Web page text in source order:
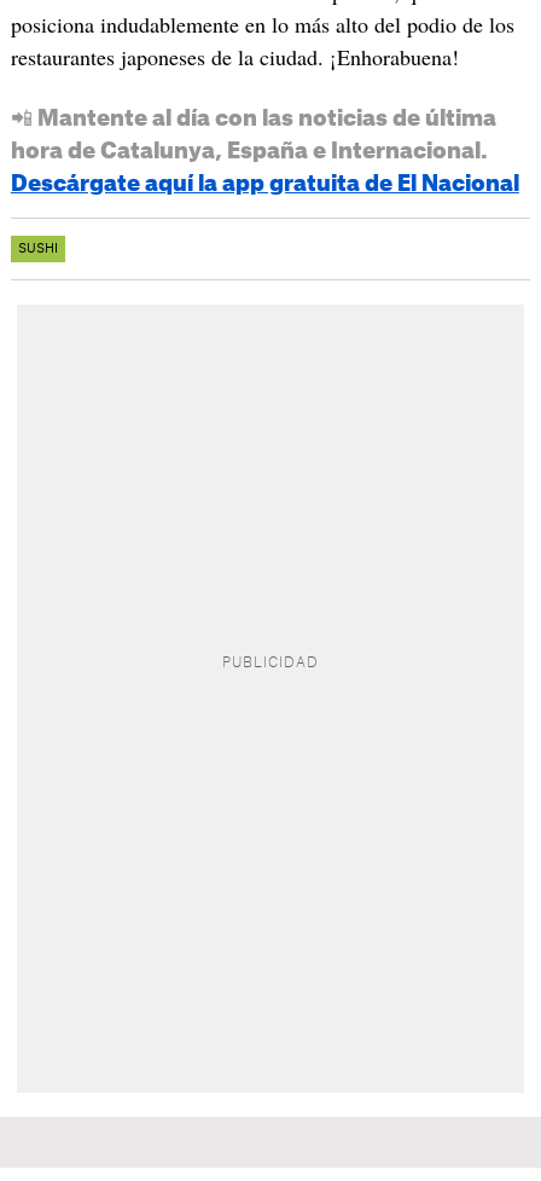
posiciona indudablemente en lo más alto del podio de los
restaurantes japoneses de la ciudad. ¡Enhorabuena!
📲 Mantente al día con las noticias de última
hora de Catalunya, España e Internacional.
Descárgate aquí la app gratuita de El Nacional
SUSHI